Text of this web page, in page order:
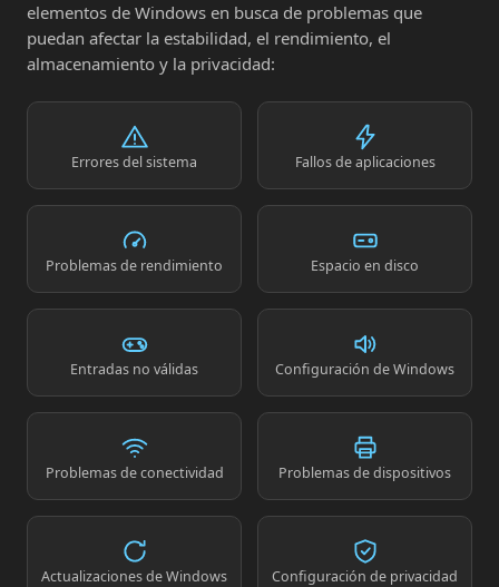
elementos de Windows en busca de problemas que
puedan afectar la estabilidad, el rendimiento, el
almacenamiento y la privacidad:
Errores del sistema Fallos de aplicaciones
Problemas de rendimiento Espacio en disco
Entradas no válidas Configuración de Windows
Problemas de conectividad Problemas de dispositivos
Actualizaciones de Windows Configuración de privacidad